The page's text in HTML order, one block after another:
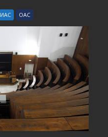
ИАС ОАС